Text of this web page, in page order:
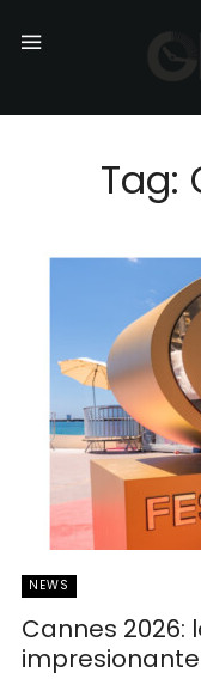
Tag:
NEWS
Cannes 2026: